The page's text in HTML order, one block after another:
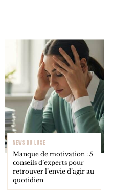
NEWS DU LUXE
Manque de motivation : 5
conseils d’experts pour
retrouver l’envie d’agir au
quotidien